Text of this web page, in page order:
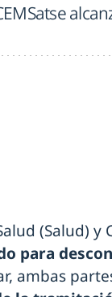
(Salud) y
para
ambas